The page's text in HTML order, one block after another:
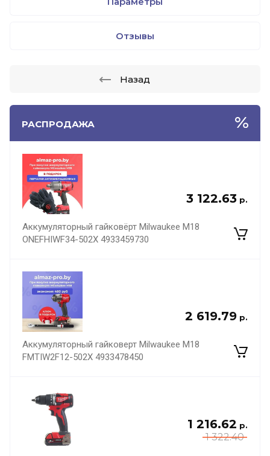
РАСПРОДАЖА
3 122.63 р.
Аккумуляторный гайковёрт Milwaukee M18
ONEFHIWF34-502X 4933459730
2 619.79 р.
Аккумуляторный гайковерт Milwaukee M18
FMTIW2F12-502X 4933478450
1 322.40
1 216.62 р.
Отзывы
Назад